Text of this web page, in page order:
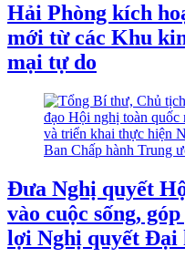
Hải Phòng kích
mới từ các Khu
mại tự do
Đưa Nghị quyết
vào cuộc sống,
lợi Nghị quyết Đại